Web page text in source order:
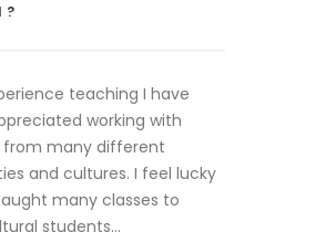
?
teaching I have
working with
many different
and cultures. I feel lucky
many classes to
students…